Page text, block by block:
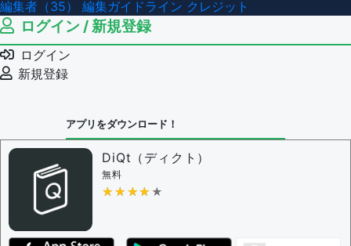
編集者（35） 編集ガイドライン クレジット
ログイン / 新規登録
ログイン
新規登録
アプリをダウンロード！
DiQt（ディクト）
無料
★★★★★
★★★★★